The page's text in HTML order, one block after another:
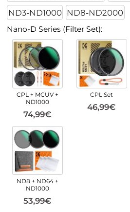
ND3-ND1000
ND8-ND2000
Nano-D Series (Filter Set):
CPL + MCUV +
ND1000
74,99€
CPL Set
46,99€
ND8 + ND64 +
ND1000
53,99€